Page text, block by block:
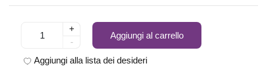
+
-
Aggiungi al carrello
Aggiungi alla lista dei desideri